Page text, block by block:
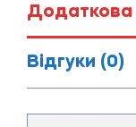
Додаткова
Відгуки (0)